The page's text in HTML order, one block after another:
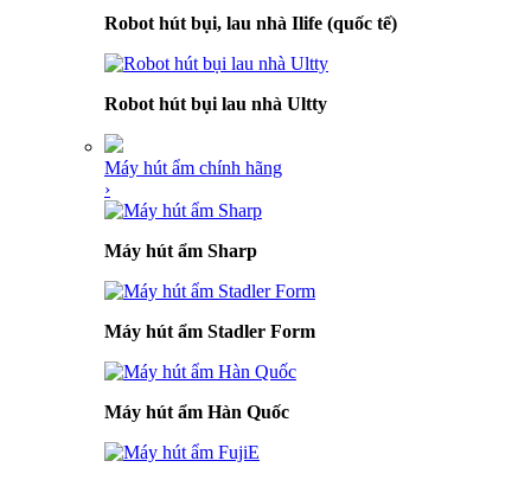
Robot hút bụi, lau nhà Ilife (quốc tế)
Robot hút bụi lau nhà Ultty
Máy hút ẩm chính hãng
›
Máy hút ẩm Sharp
Máy hút ẩm Stadler Form
Máy hút ẩm Hàn Quốc